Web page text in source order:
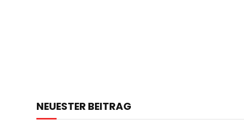
NEUESTER BEITRAG